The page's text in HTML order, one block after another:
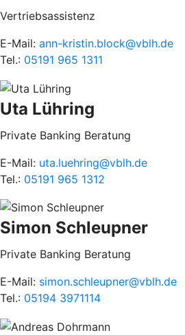
Vertriebsassistenz
E-Mail: ann-kristin.block@vblh.de
Tel.: 05191 965 1311
Uta Lühring
Private Banking Beratung
E-Mail: uta.luehring@vblh.de
Tel.: 05191 965 1312
Simon Schleupner
Private Banking Beratung
E-Mail: simon.schleupner@vblh.de
Tel.: 05194 3971114